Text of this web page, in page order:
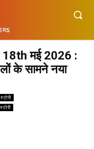
18th मई 2026 :
के सामने नया